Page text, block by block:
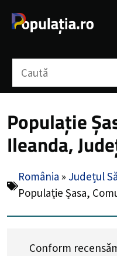
Populație
Ileanda,
România » Județul
Populație Șasa,
Conform